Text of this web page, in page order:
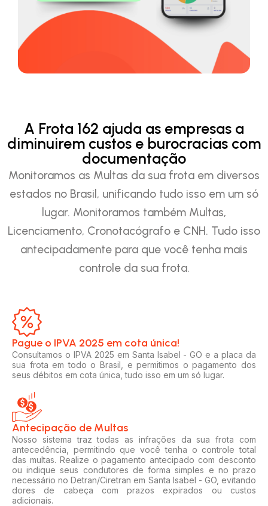
A Frota 162 ajuda as empresas a
diminuirem custos e burocracias com
documentação
Monitoramos as Multas da sua frota em diversos
estados no Brasil, unificando tudo isso em um só
lugar. Monitoramos também Multas,
Licenciamento, Cronotacógrafo e CNH. Tudo isso
antecipadamente para que você tenha mais
controle da sua frota.
Pague o IPVA 2025 em cota única!​
Consultamos o IPVA 2025 em Santa Isabel - GO e a placa da
sua frota em todo o Brasil, e permitimos o pagamento dos
seus débitos em cota única, tudo isso em um só lugar.
Antecipação de Multas
Nosso sistema traz todas as infrações da sua frota com
antecedência, permitindo que você tenha o controle total
das multas. Realize o pagamento antecipado com desconto
ou indique seus condutores de forma simples e no prazo
necessário no Detran/Ciretran em Santa Isabel - GO, evitando
dores de cabeça com prazos expirados ou custos
adicionais.